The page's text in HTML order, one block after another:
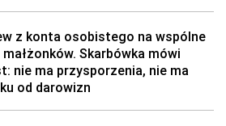
z konta osobistego na wspólne
Skarbówka mówi
nie ma przysporzenia, nie ma
od darowizn